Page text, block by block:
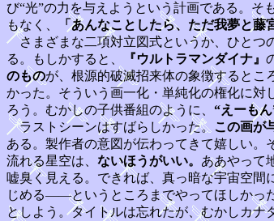
び“光”の力を与えようという計画である。
もなく、
「あんなことしたら、ただ我夢と藤
さまざまな二項対立図式というか、ひとつ
る。もしかすると、
『ウルトラマンダイナ』
のものが、根源的破滅招来体の象徴するとこ
かった。そういう画一化・単純化の権化に対
ろう。むかしの子供番組のように、 “えーもん
ラストシーンはすばらしかった。 この画が
ある。製作者の意図が伝わってきて嬉しい
流れる星空は、 ないほうがいい。 ああやって
嘘臭く見える。できれば、真っ暗な宇宙空
じめる――というところまでやってほしかっ
としよう。タイトルは忘れたが、むかしカ